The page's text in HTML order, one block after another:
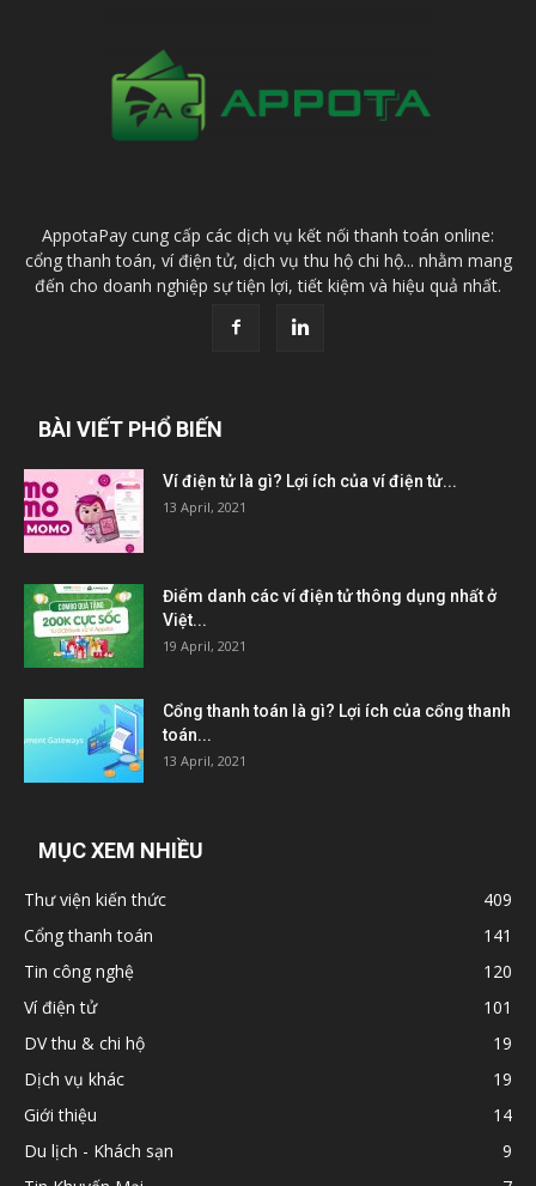
AppotaPay cung cấp các dịch vụ kết nối thanh toán online:
cổng thanh toán, ví điện tử, dịch vụ thu hộ chi hộ... nhằm mang
đến cho doanh nghiệp sự tiện lợi, tiết kiệm và hiệu quả nhất.
BÀI VIẾT PHỔ BIẾN
Ví điện tử là gì? Lợi ích của ví điện tử...
13 April, 2021
Điểm danh các ví điện tử thông dụng nhất ở
Việt...
19 April, 2021
Cổng thanh toán là gì? Lợi ích của cổng thanh
toán...
13 April, 2021
MỤC XEM NHIỀU
Thư viện kiến thức
409
Cổng thanh toán
141
Tin công nghệ
120
Ví điện tử
101
DV thu & chi hộ
19
Dịch vụ khác
19
Giới thiệu
14
Du lịch - Khách sạn
9